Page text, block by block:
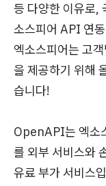
등 다양한 이유로,
소스피어 API 연
엑소스피어는 고
을 제공하기 위해
습니다!
OpenAPI는 엑소
를 외부 서비스와
유료 부가 서비스